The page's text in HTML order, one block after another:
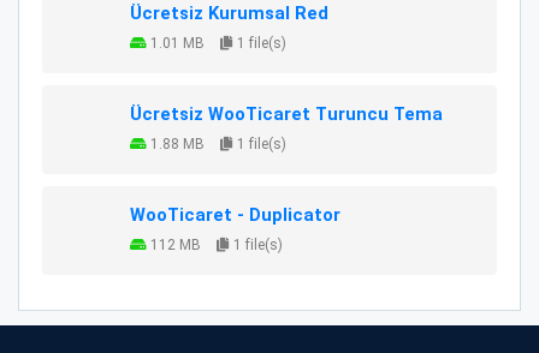
Ücretsiz Kurumsal Red
1.01 MB 1 file(s)
Ücretsiz WooTicaret Turuncu Tema
1.88 MB 1 file(s)
WooTicaret - Duplicator
112 MB 1 file(s)